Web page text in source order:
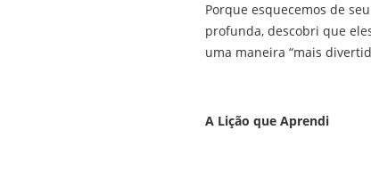
Porque esquecemos de
profunda, descobri que
uma maneira “mais
A Lição que Aprendi